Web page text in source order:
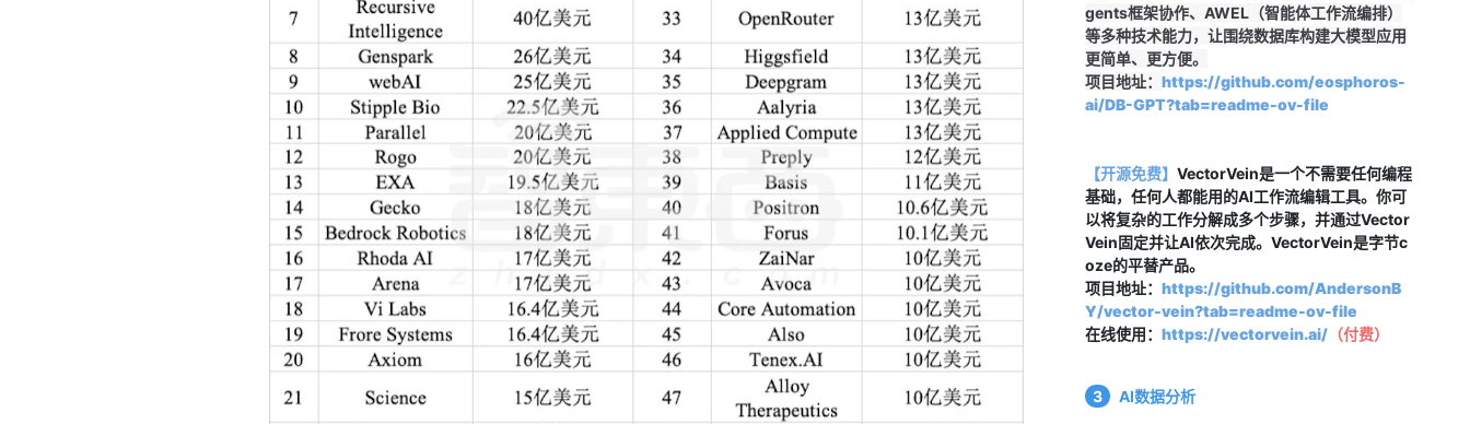
gents框架协作、AWEL（智能体工作流编排）
等多种技术能力，让围绕数据库构建大模型应用
更简单、更方便。
项目地址： https://github.com/eosphoros-
ai/DB-GPT?tab=readme-ov-file
【开源免费】 VectorVein是一个不需要任何编程
基础，任何人都能用的AI工作流编辑工具。你可
以将复杂的工作分解成多个步骤，并通过Vector
Vein固定并让AI依次完成。VectorVein是字节c
oze的平替产品。
项目地址： https://github.com/AndersonB
Y/vector-vein?tab=readme-ov-file
在线使用： https://vectorvein.ai/ （付费）
3 AI数据分析